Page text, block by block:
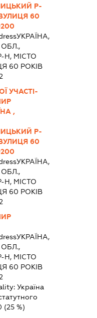
Р-
60
УКРАЇНА,
ОБЛ.,
Н, МІСТО
60 РОКІВ
УЧАСТІ-
,
Р-
60
УКРАЇНА,
ОБЛ.,
Н, МІСТО
60 РОКІВ
УКРАЇНА,
ОБЛ.,
Н, МІСТО
60 РОКІВ
Україна
(25 %)